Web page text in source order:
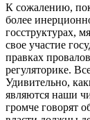
К сожалению,
более
госструктурах,
свое участие
правках
регуляторике.
Удивительно,
являются наши
громче говорят